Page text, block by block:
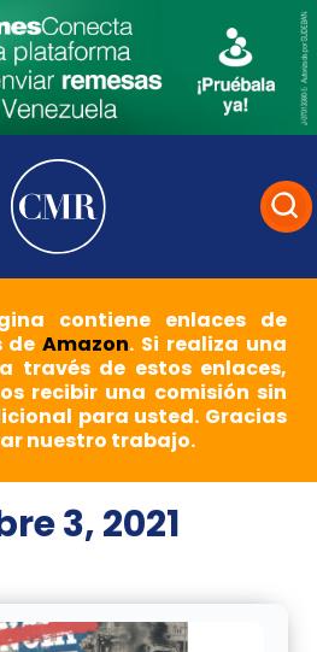
contiene enlaces de
deAmazon. Si realiza una
través de estos enlaces,
recibir una comisión sin
para usted. Gracias
nuestro trabajo.
3, 2021